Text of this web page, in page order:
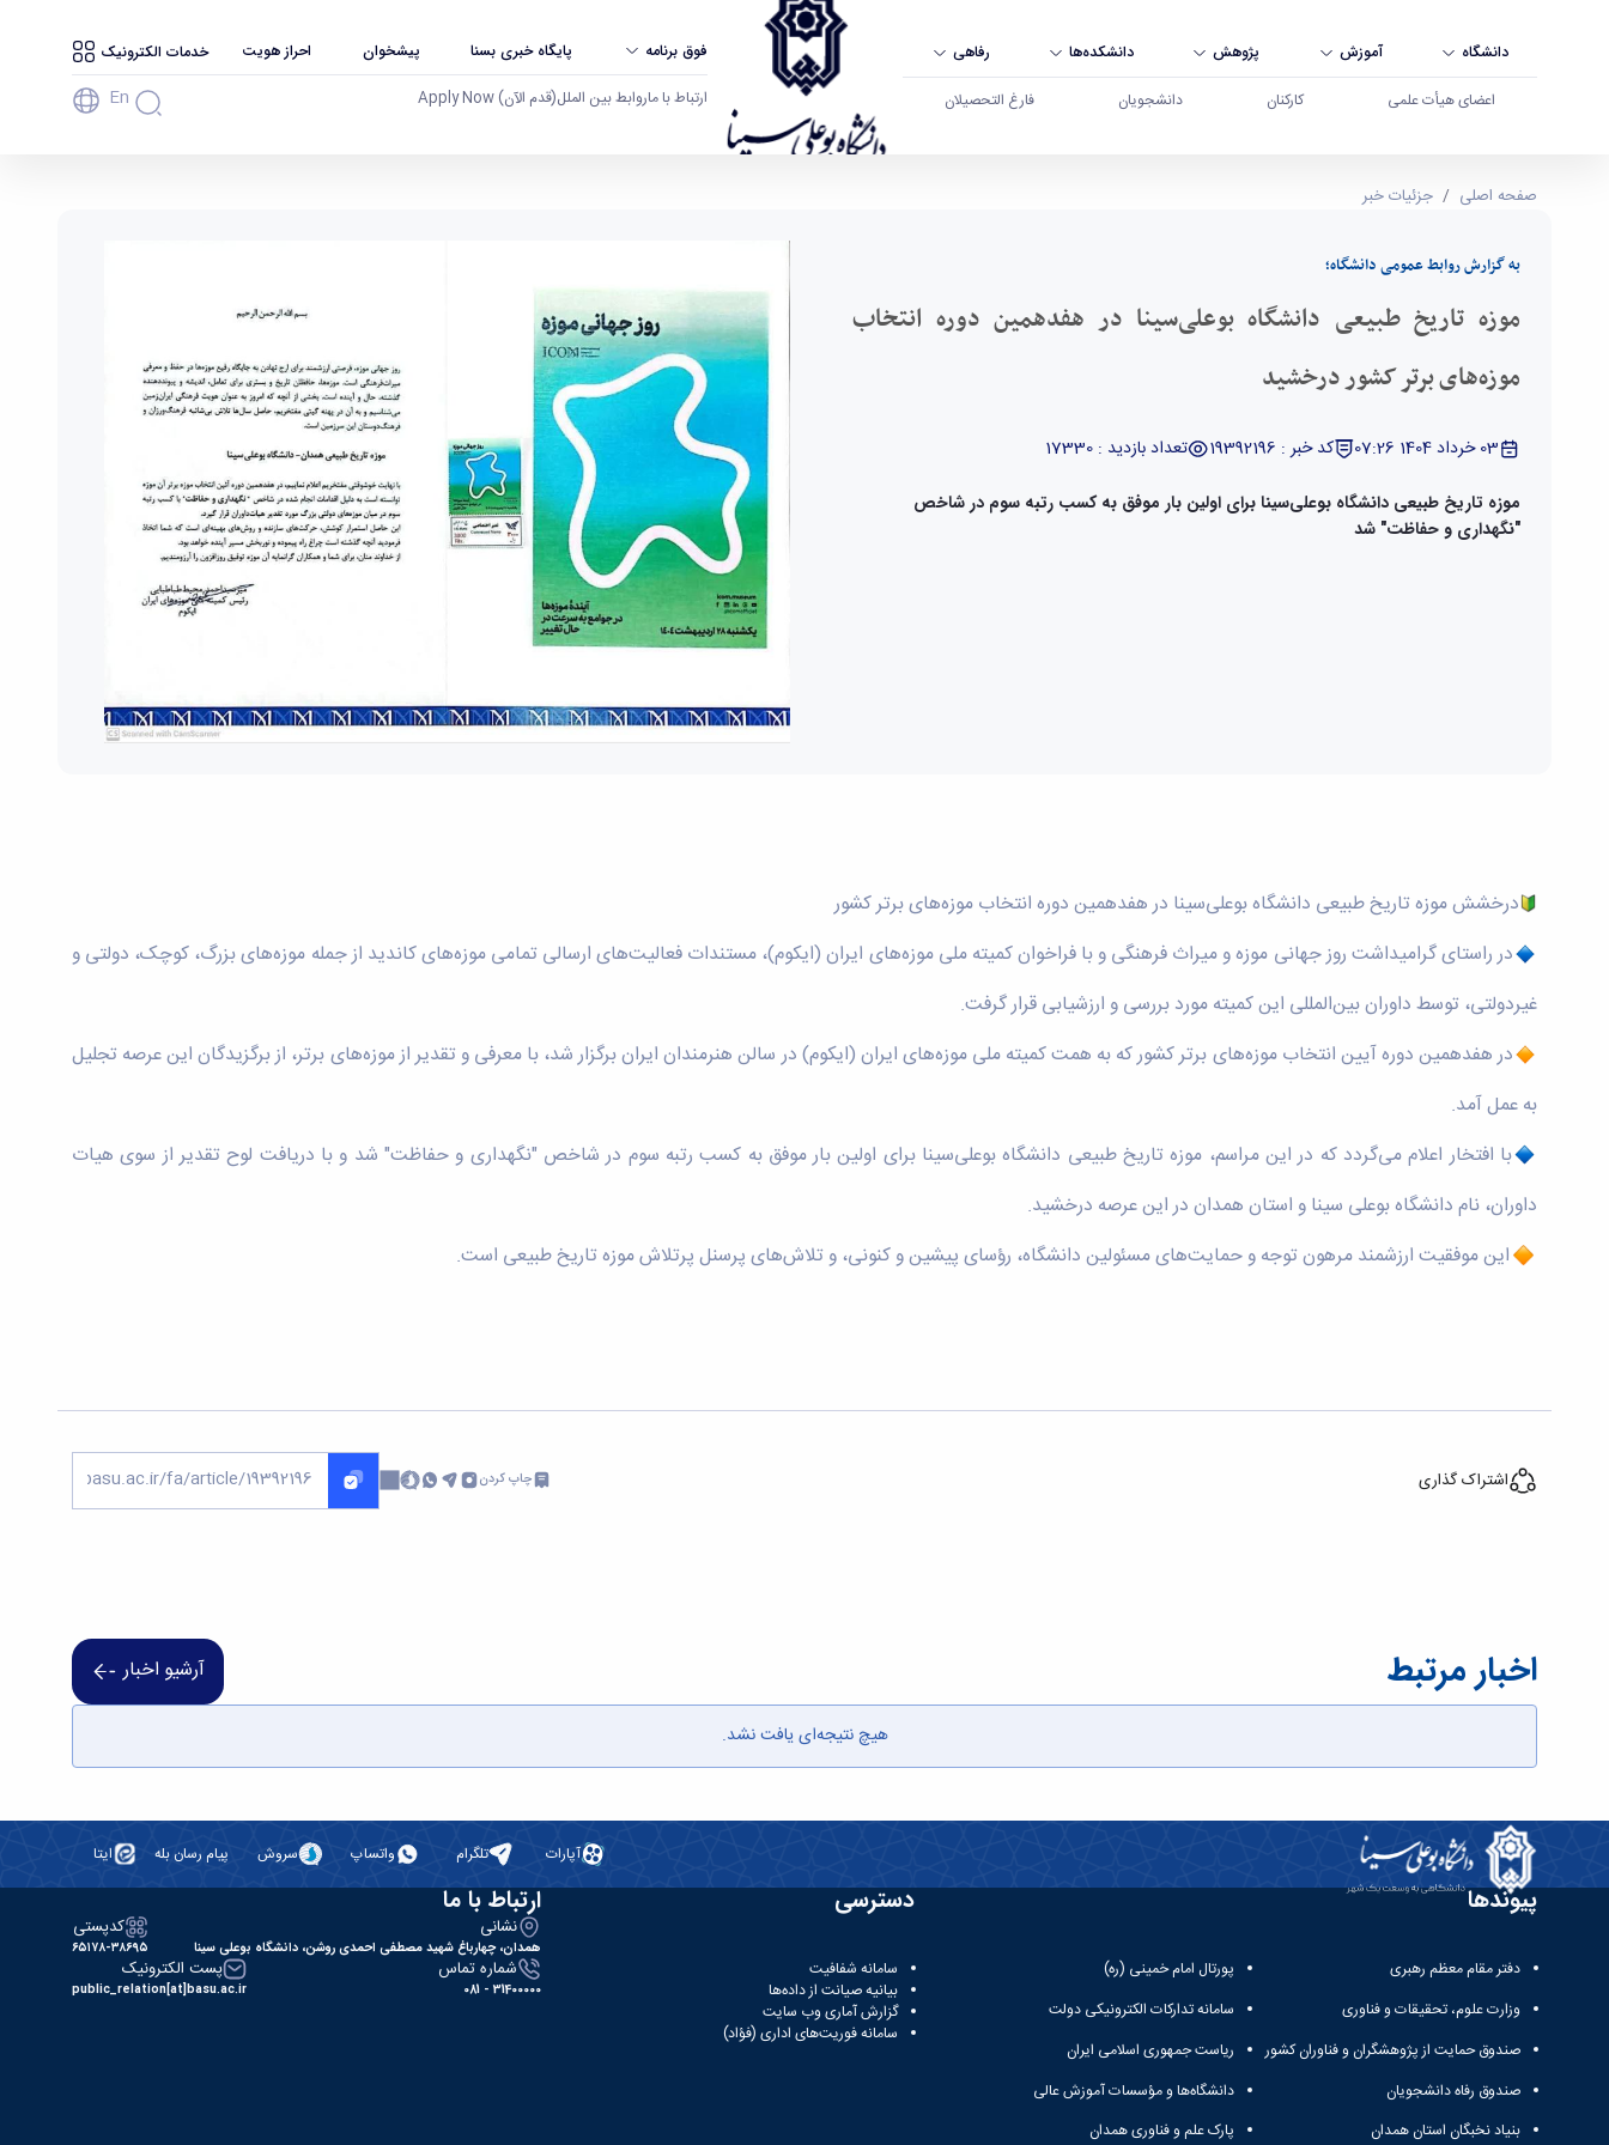
دانشگاه آموزش پژوهش دانشکده‌ها رفاهی
اعضای هیأت علمی کارکنان دانشجویان فارغ التحصیلان
فوق برنامه پایگاه خبری بسنا پیشخوان احراز هویت خدمات الکترونیک
ارتباط با ماروابط بین الملل(قدم الآن) Apply Now En
موزه تاریخ طبیعی دانشگاه بوعلی‌سینا در هفدهمین دوره انتخاب موزه‌های برتر کشور درخشید - دانشگاه بوعلی سینا همدان
صفحه اصلی جزئیات خبر
به گزارش روابط عمومی دانشگاه؛
موزه تاریخ طبیعی دانشگاه بوعلی‌سینا در هفدهمین دوره انتخاب
موزه‌های برتر کشور درخشید
03 خرداد 1404 07:26 کد خبر : 19392196 تعداد بازدید : 17330
موزه تاریخ طبیعی دانشگاه بوعلی‌سینا برای اولین بار موفق به کسب رتبه سوم در شاخص
"نگهداری و حفاظت" شد
درخشش موزه تاریخ طبیعی دانشگاه بوعلی‌سینا در هفدهمین دوره انتخاب موزه‌های برتر کشور
در راستای گرامیداشت روز جهانی موزه و میراث فرهنگی و با فراخوان کمیته ملی موزه‌های ایران (ایکوم)، مستندات فعالیت‌های ارسالی تمامی موزه‌های کاندید از جمله موزه‌های بزرگ، کوچک، دولتی و
غیردولتی، توسط داوران بین‌المللی این کمیته مورد بررسی و ارزشیابی قرار گرفت.
در هفدهمین دوره آیین انتخاب موزه‌های برتر کشور که به همت کمیته ملی موزه‌های ایران (ایکوم) در سالن هنرمندان ایران برگزار شد، با معرفی و تقدیر از موزه‌های برتر، از برگزیدگان این عرصه تجلیل
به عمل آمد.
با افتخار اعلام می‌گردد که در این مراسم، موزه تاریخ طبیعی دانشگاه بوعلی‌سینا برای اولین بار موفق به کسب رتبه سوم در شاخص "نگهداری و حفاظت" شد و با دریافت لوح تقدیر از سوی هیات
داوران، نام دانشگاه بوعلی سینا و استان همدان در این عرصه درخشید.
این موفقیت ارزشمند مرهون توجه و حمایت‌های مسئولین دانشگاه، رؤسای پیشین و کنونی، و تلاش‌های پرسنل پرتلاش موزه تاریخ طبیعی است.
اشتراک گذاری چاپ کردن
اخبار مرتبط آرشیو اخبار
هیچ نتیجه‌ای یافت نشد.
آپارات تلگرام واتساپ سروش پیام رسان بله ایتا
پیوندها
دفتر مقام معظم رهبری
وزارت علوم، تحقیقات و فناوری
صندوق حمایت از پژوهشگران و فناوران کشور
صندوق رفاه دانشجویان
بنیاد نخبگان استان همدان
پورتال امام خمینی (ره)
سامانه تدارکات الکترونیکی دولت
ریاست جمهوری اسلامی ایران
دانشگاه‌ها و مؤسسات آموزش عالی
پارک علم و فناوری همدان
دسترسی
سامانه شفافیت
بیانیه صیانت از داده‌ها
گزارش آماری وب‌ سایت
سامانه فوریت‌های اداری (فؤاد)
ارتباط با ما
نشانی
همدان، چهارباغ شهید مصطفی احمدی روشن، دانشگاه بوعلی سینا
کدپستی
۶۵۱۷۸-۳۸۶۹۵
شماره تماس
31400000 - 081
پست الکترونیک
public_relation[at]basu.ac.ir